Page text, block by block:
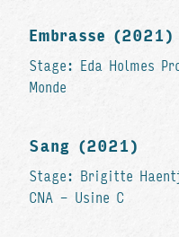
Embrasse (2021)
Stage: Eda Holmes
Monde
Sang (2021)
Stage: Brigitte
CNA - Usine C